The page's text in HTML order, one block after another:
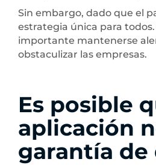
Sin embargo, dado que el
estrategia única para
importante mantenerse
obstaculizar las empresas.
Es posible
aplicación
garantía de